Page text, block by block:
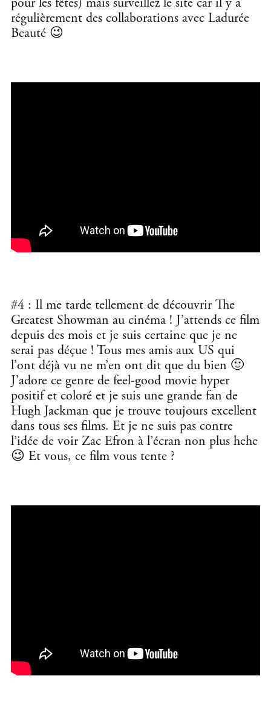
régulièrement des collaborations avec Ladurée
Beauté 😉
#4 : Il me tarde tellement de découvrir The
Greatest Showman au cinéma ! J’attends ce film
depuis des mois et je suis certaine que je ne
serai pas déçue ! Tous mes amis aux US qui
l’ont déjà vu ne m’en ont dit que du bien 🙂
J’adore ce genre de feel-good movie hyper
positif et coloré et je suis une grande fan de
Hugh Jackman que je trouve toujours excellent
dans tous ses films. Et je ne suis pas contre
l’idée de voir Zac Efron à l’écran non plus hehe
😉 Et vous, ce film vous tente ?